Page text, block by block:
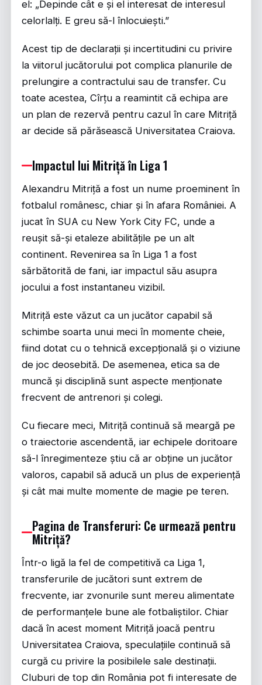
el: „Depinde cât e și el interesat de interesul
celorlalți. E greu să-l înlocuiești.”
Acest tip de declarații și incertitudini cu privire
la viitorul jucătorului pot complica planurile de
prelungire a contractului sau de transfer. Cu
toate acestea, Cîrțu a reamintit că echipa are
un plan de rezervă pentru cazul în care Mitriță
ar decide să părăsească Universitatea Craiova.
Impactul lui Mitriță în Liga 1
Alexandru Mitriță a fost un nume proeminent în
fotbalul românesc, chiar și în afara României. A
jucat în SUA cu New York City FC, unde a
reușit să-și etaleze abilitățile pe un alt
continent. Revenirea sa în Liga 1 a fost
sărbătorită de fani, iar impactul său asupra
jocului a fost instantaneu vizibil.
Mitriță este văzut ca un jucător capabil să
schimbe soarta unui meci în momente cheie,
fiind dotat cu o tehnică excepțională și o viziune
de joc deosebită. De asemenea, etica sa de
muncă și disciplină sunt aspecte menționate
frecvent de antrenori și colegi.
Cu fiecare meci, Mitriță continuă să meargă pe
o traiectorie ascendentă, iar echipele doritoare
să-l înregimenteze știu că ar obține un jucător
valoros, capabil să aducă un plus de experiență
și cât mai multe momente de magie pe teren.
Pagina de Transferuri: Ce urmează pentru
Mitriță?
Într-o ligă la fel de competitivă ca Liga 1,
transferurile de jucători sunt extrem de
frecvente, iar zvonurile sunt mereu alimentate
de performanțele bune ale fotbaliștilor. Chiar
dacă în acest moment Mitriță joacă pentru
Universitatea Craiova, speculațiile continuă să
curgă cu privire la posibilele sale destinații.
Cluburi de top din România pot fi interesate de